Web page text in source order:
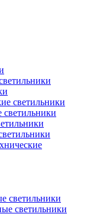
светильники
светильники
светильники
светильники